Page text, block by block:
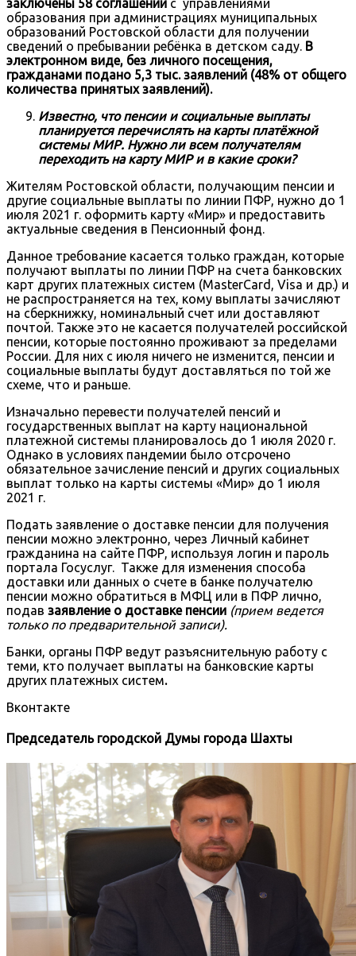
заключены 58 соглашений с управлениями
образования при администрациях муниципальных
образований Ростовской области для получении
сведений о пребывании ребёнка в детском саду. В
электронном виде, без личного посещения,
гражданами подано 5,3 тыс. заявлений (48% от общего
количества принятых заявлений).
Известно, что пенсии и социальные выплаты
планируется перечислять на карты платёжной
системы МИР. Нужно ли всем получателям
переходить на карту МИР и в какие сроки?
Жителям Ростовской области, получающим пенсии и
другие социальные выплаты по линии ПФР, нужно до 1
июля 2021 г. оформить карту «Мир» и предоставить
актуальные сведения в Пенсионный фонд.
Данное требование касается только граждан, которые
получают выплаты по линии ПФР на счета банковских
карт других платежных систем (MasterCard, Visa и др.) и
не распространяется на тех, кому выплаты зачисляют
на сберкнижку, номинальный счет или доставляют
почтой. Также это не касается получателей российской
пенсии, которые постоянно проживают за пределами
России. Для них с июля ничего не изменится, пенсии и
социальные выплаты будут доставляться по той же
схеме, что и раньше.
Изначально перевести получателей пенсий и
государственных выплат на карту национальной
платежной системы планировалось до 1 июля 2020 г.
Однако в условиях пандемии было отсрочено
обязательное зачисление пенсий и других социальных
выплат только на карты системы «Мир» до 1 июля
2021 г.
Подать заявление о доставке пенсии для получения
пенсии можно электронно, через Личный кабинет
гражданина на сайте ПФР, используя логин и пароль
портала Госуслуг. Также для изменения способа
доставки или данных о счете в банке получателю
пенсии можно обратиться в МФЦ или в ПФР лично,
подав заявление о доставке пенсии (прием ведется
только по предварительной записи).
Банки, органы ПФР ведут разъяснительную работу с
теми, кто получает выплаты на банковские карты
других платежных систем.
Вконтакте
Председатель городской Думы города Шахты